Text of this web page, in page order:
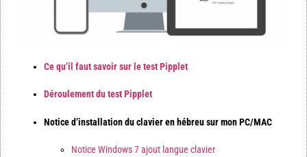
Ce qu’il faut savoir sur le test Pipplet
Déroulement du test Pipplet
Notice d’installation du clavier en hébreu sur mon PC/MAC
Notice Windows 7 ajout langue clavier